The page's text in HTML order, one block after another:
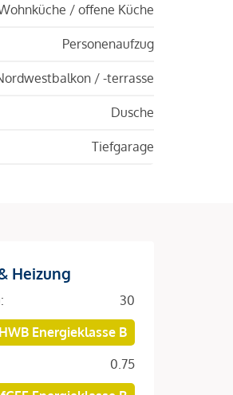
/ offene Küche
Personenaufzug
/ -terrasse
Dusche
Tiefgarage
Heizung
30
HWB Energieklasse B
0.75